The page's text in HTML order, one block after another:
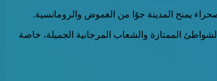
يمنح المدينة جوًا من الغموض والرومانسية.
الشديد لرحلات شرم الشيخ ذات الشواطئ الممتازة والشعاب المرجانية الجميلة، خاصة